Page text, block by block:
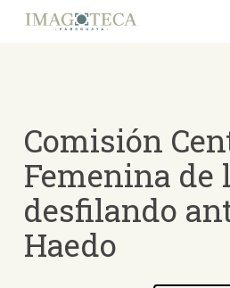
Comisión
Femenina de
desfilando
Haedo